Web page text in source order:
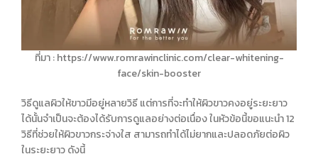
ที่มา : https://www.romrawinclinic.com/clear-whitening-
face/skin-booster
วิธีดูแลผิวให้ขาวมีอยู่หลายวิธี แต่การที่จะทำให้ผิวขาวคงอยู่ระยะยาว
ได้นั้นจำเป็นจะต้องได้รับการดูแลอย่างต่อเนื่อง ในหัวข้อนี้ขอแนะนำ 12
วิธีที่ช่วยให้ผิวขาวกระจ่างใส สามารถทำได้ไม่ยากและปลอดภัยต่อผิว
ในระยะยาว ดังนี้